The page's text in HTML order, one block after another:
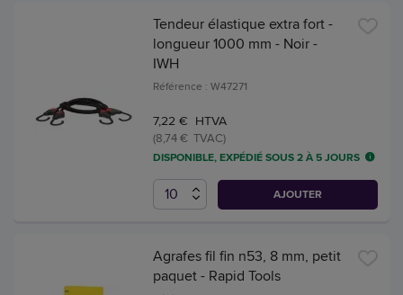
Tendeur élastique extra fort -
longueur 1000 mm - Noir -
IWH
Référence : W47271
7,22 € HTVA
(8,74 € TVAC)
DISPONIBLE, EXPÉDIÉ SOUS 2 À 5 JOURS
AJOUTER
Agrafes fil fin n53, 8 mm, petit
paquet - Rapid Tools